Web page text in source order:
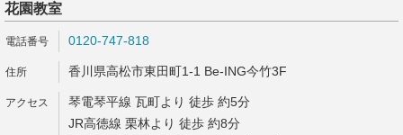
花園教室
0120-747-818
香川県高松市東田町1-1 Be-ING今竹3F
琴電琴平線 瓦町より 徒歩 約5分
JR高徳線 栗林より 徒歩 約8分